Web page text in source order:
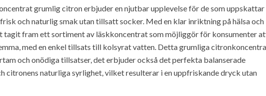
grumlig citron erbjuder en njutbar upplevelse för de som uppskattar
och naturlig smak utan tillsatt socker. Med en klar inriktning på hälsa och
tagit fram ett sortiment av läskkoncentrat som möjliggör för konsumenter
med en enkel tillsats till kolsyrat vatten. Detta grumliga
och onödiga tillsatser, det erbjuder också det perfekta balanserade
citronens naturliga syrlighet, vilket resulterar i en uppfriskande dryck utan